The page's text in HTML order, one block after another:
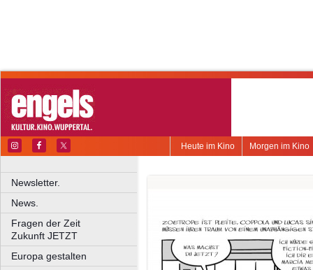
Morgen im Kino
Heute im Kino
Newsletter.
News.
Fragen der Zeit
Zukunft JETZT
Europa gestalten